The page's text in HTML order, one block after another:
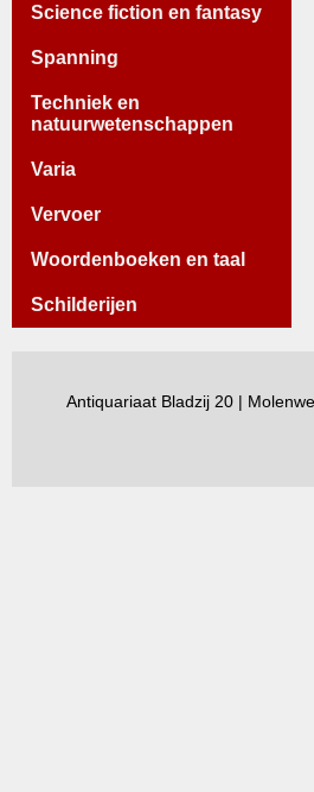
Science fiction en fantasy
Spanning
Techniek en
natuurwetenschappen
Varia
Vervoer
Woordenboeken en taal
Schilderijen
Antiquariaat Bladzij 20 |